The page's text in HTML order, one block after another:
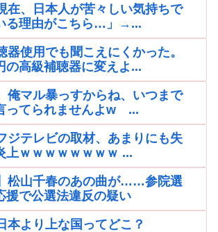
在、日本人が苦々しい気持ちで
る理由がこちら…」→...
器使用でも聞こえにくかった。
の高級補聴器に変えよ...
俺マル暴っすからね、いつまで
ってられませんよw ...
ジテレビの取材、あまりにも失
上ｗｗｗｗｗｗｗｗ ...
松山千春のあの曲が……参院選
援で公選法違反の疑い
本より上な国ってどこ？